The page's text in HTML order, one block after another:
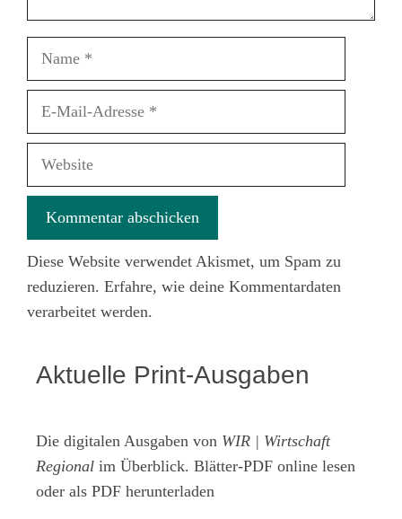
Name
Website
Diese Website verwendet Akismet, um Spam zu
reduzieren. Erfahre, wie deine Kommentardaten
verarbeitet werden.
Aktuelle Print-Ausgaben
Die digitalen Ausgaben von WIR | Wirtschaft
Regional im Überblick. Blätter-PDF online lesen
oder als PDF herunterladen